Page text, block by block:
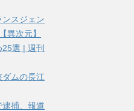
スジェン
【異次元】
選 | 週刊
ダムの長江
捕、報道